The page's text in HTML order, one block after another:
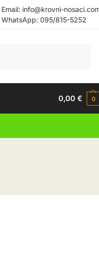
Email: info@krovni-
WhatsApp: 095/815-5252
0,00€ 0